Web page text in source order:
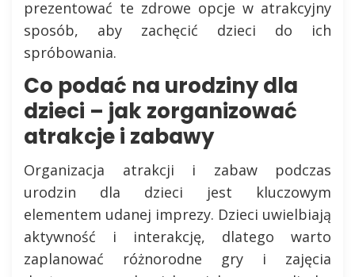
prezentować te zdrowe opcje w atrakcyjny
sposób, aby zachęcić dzieci do ich
spróbowania.
Co podać na urodziny dla
dzieci – jak zorganizować
atrakcje i zabawy
Organizacja atrakcji i zabaw podczas
urodzin dla dzieci jest kluczowym
elementem udanej imprezy. Dzieci uwielbiają
aktywność i interakcję, dlatego warto
zaplanować różnorodne gry i zajęcia